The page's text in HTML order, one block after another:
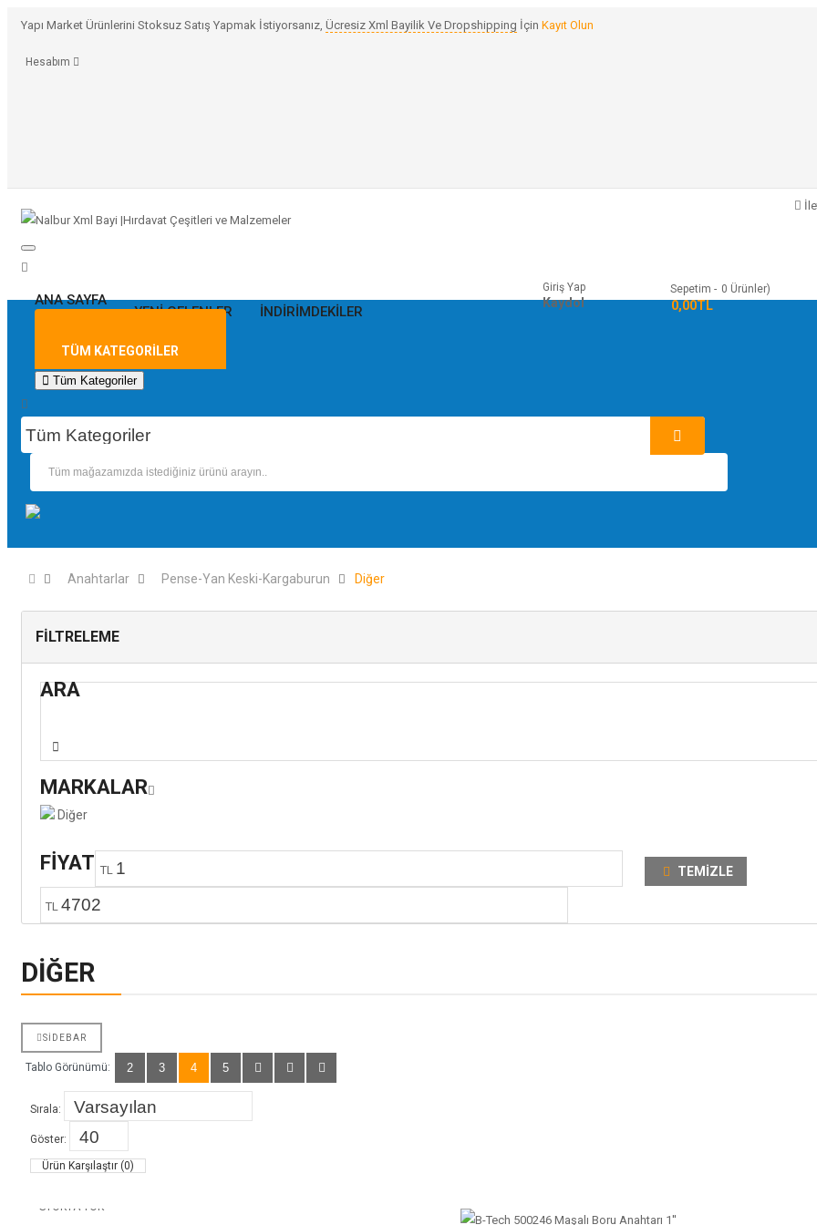
Yapı Market Ürünlerini Stoksuz Satış Yapmak İstiyorsanız, Ücresiz Xml Bayilik Ve Dropshipping İçin Kayıt Olun
Hesabım
ANA SAYFA
YENI GELENLER İNDIRIMDEKILER
Sepetim 0 Ürünler)
- 0,00TL
Giriş Yap
Kaydol
TÜM KATEGORILER
Tüm Kategoriler
Anahtarlar Pense-Yan Keski-Kargaburun Diğer
FILTRELEME
ARA
MARKALAR
Diğer
FIYAT TL
TL
TEMIZLE
DIĞER
SIDEBAR
Tablo Görünümü: 2 3 4 5
Sırala:
Göster:
Ürün Karşılaştır (0)
STOKTA YOK